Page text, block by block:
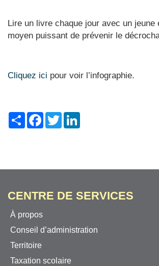
Lire un livre chaque jour avec un jeune
moyen puissant de prévenir le
Cliquez ici pour voir l’infographie.
ShareFacebook
Twitter
CENTRE DE SERVICES
À propos
Conseil d’administration
Territoire
Taxation scolaire